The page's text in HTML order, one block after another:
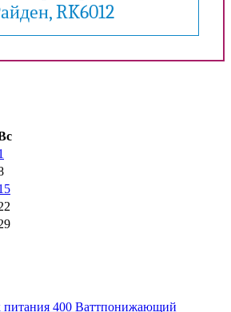
RK6012
питания 400 Ваттпонижающий